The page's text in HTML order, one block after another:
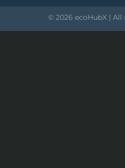
© 2026 ecoHubX | All